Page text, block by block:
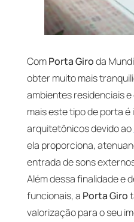
ComPorta Giroda
obter muito mais
ambientes residenciais
mais este tipo de porta
arquitetônicos devido ao
ela proporciona,
entrada de sons
Além dessa finalidade e
funcionais, a Porta Giro
valorização para o seu